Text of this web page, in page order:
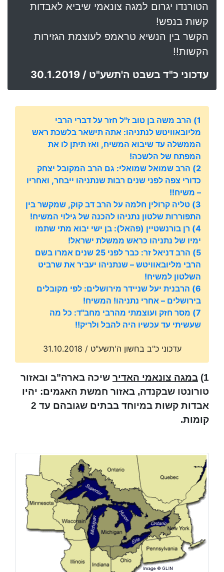
הטורנדו יגרום למגה צונאמי שיביא לאבדות
קשות בנפש!
הקשר בין הנשיא טראמפ לעוצמת הגזירות
הקשות!!
עדכוני כ"ד בשבט ה'תשע"ט / 30.1.2019
1) הרב משה בן טוב ז"ל חזר על דברי הרבי
מליובאוויטש לנתניהו: אתה תישאר בלשכת ראש
הממשלה עד שיבוא המשיח, ואז תיתן לו את
המפתח של הלשכה!
2) הרב שמואל שמואלי: גם הרב המקובל יצחק
כדורי צפה לפני שנים רבות שנתניהו ייבחר, ואחריו
– משיח!!
3) טליה קרולין חלמה על הרב דב קוק, שמקשר בין
התפוררות שלטון נתניהו להכנה של גילוי המשיח!
4) רן בורנשטיין (פהאל): בן ישי יבוא מתי שתמו
ימיו של נתניהו כראש ממשלת ישראל!
5) הרב דניאל זר: כבר לפני 25 שנים אמרו בשם
הרבי מליובאוויטש – שנתניהו יעביר את שרביט
השלטון למשיח!
6) הרבנית יעל שניידר מירושלים: לפי מקובלים
בירושלים – אחרי נתניהו! המשיח!
7) מסר חזק ועוצמתי מהרבי מחב"ד: כל מה
שעשיתי עד עכשיו היה להבל ולריק!!
עדכוני כ"ב בחשון ה'תשע"ט / 31.10.2018
1) במגה צונאמי האדיר שיכה בארה"ב ובאזור
טורונטו שבקנדה, באזור חמשת האגמים: יהיו
אבדות קשות במיוחד בבתים שגובהם עד 2
קומות.